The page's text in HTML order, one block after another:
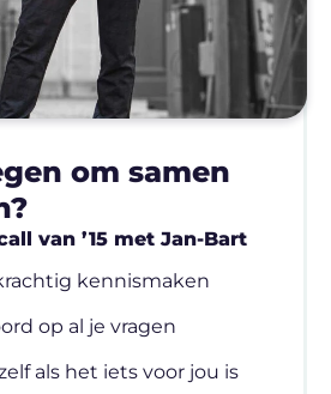
om samen
van ’15 met Jan-Bart
kennismaken
op al je vragen
als het iets voor jou is